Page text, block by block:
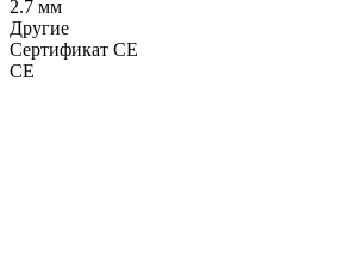
2.7 мм
Другие
Сертификат CE
CE